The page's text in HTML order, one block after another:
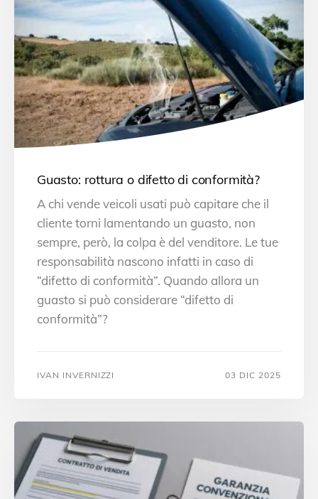
Guasto: rottura o difetto di conformità?
A chi vende veicoli usati può capitare che il
cliente torni lamentando un guasto, non
sempre, però, la colpa è del venditore. Le tue
responsabilità nascono infatti in caso di
“difetto di conformità”. Quando allora un
guasto si può considerare “difetto di
conformità”?
IVAN INVERNIZZI 03 DIC 2025